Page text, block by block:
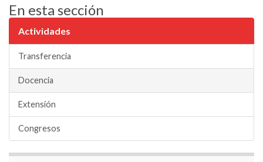
En esta sección
Actividades
Transferencia
Docencia
Extensión
Congresos